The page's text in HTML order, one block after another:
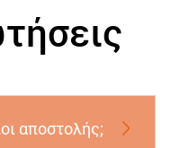
αποστολής;